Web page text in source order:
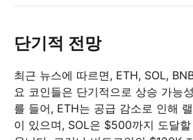
단기적 전망
최근 뉴스에 따르면, ETH, SOL,
요 코인들은 단기적으로 상승 가능
를 들어, ETH는 공급 감소로 인해
이 있으며, SOL은 $500까지 도달